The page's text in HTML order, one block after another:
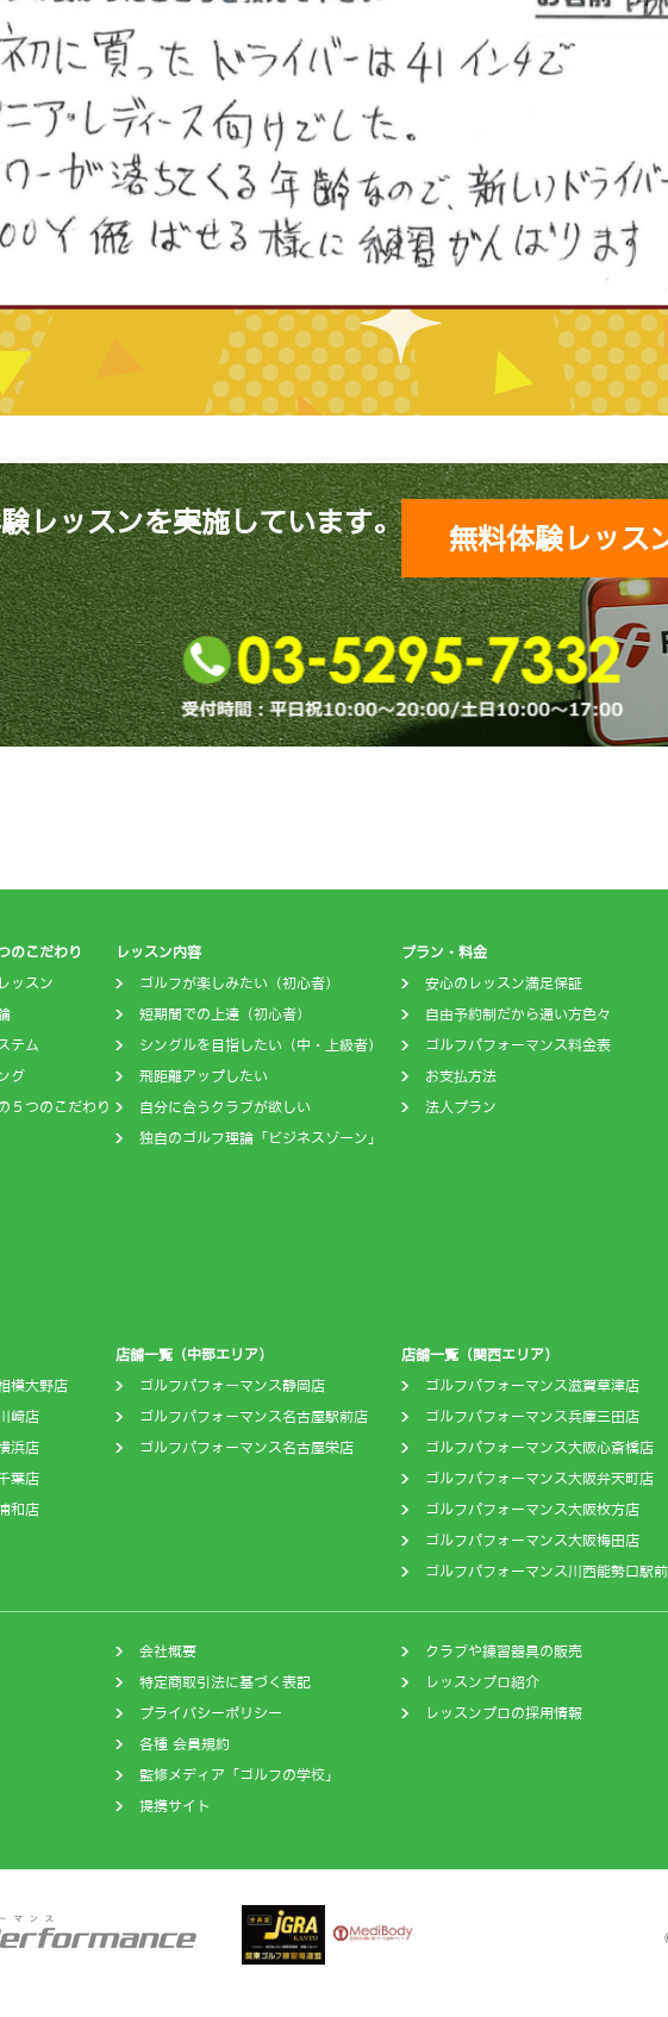
レッスンを実施しています。
無料体験レッス
のこだわり
ッスン
テム
グ
５つのこだわり
レッスン内容
ゴルフが楽しみたい（初心者）
短期間での上達（初心者）
シングルを目指したい（中・上級者）
飛距離アップしたい
自分に合うクラブが欲しい
独自のゴルフ理論「ビジネスゾーン」
プラン・料金
安心のレッスン満足保証
自由予約制だから通い方色々
ゴルフパフォーマンス料金表
お支払方法
法人プラン
模大野店
崎店
浜店
葉店
和店
店舗一覧（中部エリア）
ゴルフパフォーマンス静岡店
ゴルフパフォーマンス名古屋駅前店
ゴルフパフォーマンス名古屋栄店
店舗一覧（関西エリア）
ゴルフパフォーマンス滋賀草津店
ゴルフパフォーマンス兵庫三田店
ゴルフパフォーマンス大阪心斎橋店
ゴルフパフォーマンス大阪弁天町店
ゴルフパフォーマンス大阪枚方店
ゴルフパフォーマンス大阪梅田店
ゴルフパフォーマンス川西能勢口駅
会社概要
特定商取引法に基づく表記
プライバシーポリシー
各種 会員規約
監修メディア「ゴルフの学校」
提携サイト
クラブや練習器具の販売
レッスンプロ紹介
レッスンプロの採用情報